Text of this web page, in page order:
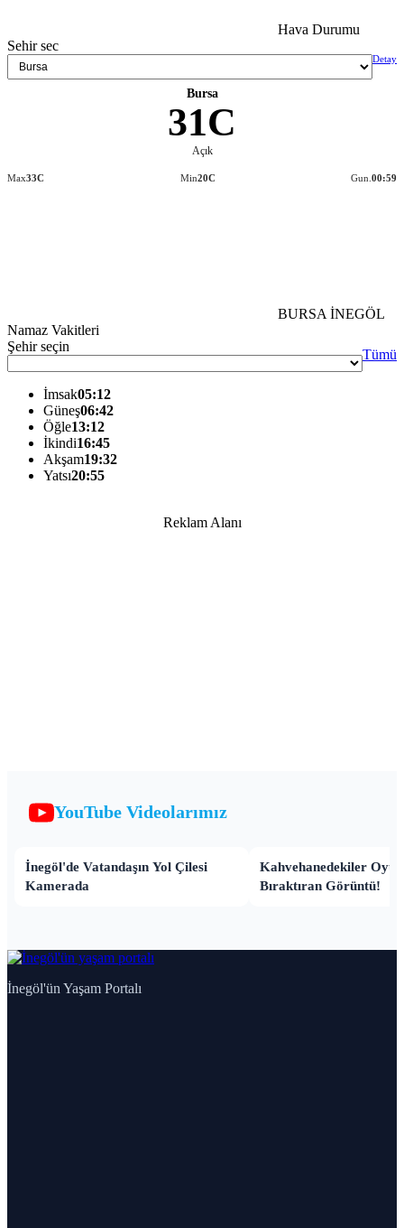
Hava Durumu
Sehir sec
Detay
Bursa
31C
Açık
Max33C Min20C Gun. 00:59
BURSA İNEGÖL
Namaz Vakitleri
Şehir seçin
Tümü
İmsak05:12
Güneş06:42
Öğle13:12
İkindi16:45
Akşam19:32
Yatsı20:55
Reklam Alanı
YouTube Videolarımız
İnegöl'de Vatandaşın Yol Çilesi
Kamerada
Kahvehanedekiler
Bıraktıran Görüntü!
İnegöl'ün Yaşam Portalı